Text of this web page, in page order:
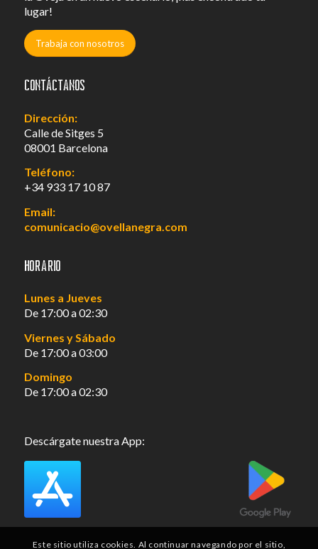
lugar!
Trabaja con nosotros
Contáctanos
Dirección:
Calle de Sitges 5
08001 Barcelona
Teléfono:
+34 933 17 10 87
Email:
comunicacio@ovellanegra.com
Horario
Lunes a Jueves
De 17:00 a 02:30
Viernes y Sábado
De 17:00 a 03:00
Domingo
De 17:00 a 02:30
Descárgate nuestra App:
Este sitio utiliza cookies. Al continuar navegando por el sitio,